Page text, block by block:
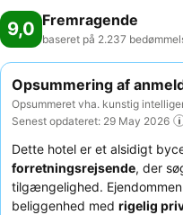
9,0 Fremragende
baseret på 2.237
Opsummering af
Opsummeret vha. kunstig
Senest opdateret: 29 May 2026
Dette hotel er et alsidigt
forretningsrejsende, der
tilgængelighed.
beliggenhed med rigelig